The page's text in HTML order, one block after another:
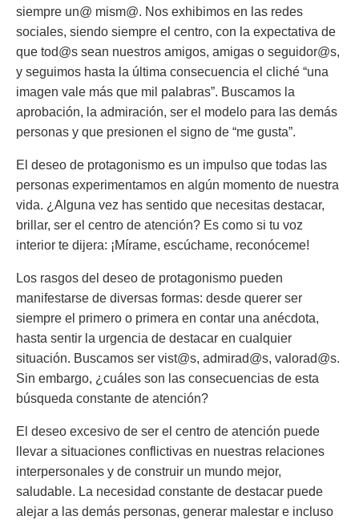
siempre un@ mism@. Nos exhibimos en las redes
sociales, siendo siempre el centro, con la expectativa de
que tod@s sean nuestros amigos, amigas o seguidor@s,
y seguimos hasta la última consecuencia el cliché “una
imagen vale más que mil palabras”. Buscamos la
aprobación, la admiración, ser el modelo para las demás
personas y que presionen el signo de “me gusta”.
El deseo de protagonismo es un impulso que todas las
personas experimentamos en algún momento de nuestra
vida. ¿Alguna vez has sentido que necesitas destacar,
brillar, ser el centro de atención? Es como si tu voz
interior te dijera: ¡Mírame, escúchame, reconóceme!
Los rasgos del deseo de protagonismo pueden
manifestarse de diversas formas: desde querer ser
siempre el primero o primera en contar una anécdota,
hasta sentir la urgencia de destacar en cualquier
situación. Buscamos ser vist@s, admirad@s, valorad@s.
Sin embargo, ¿cuáles son las consecuencias de esta
búsqueda constante de atención?
El deseo excesivo de ser el centro de atención puede
llevar a situaciones conflictivas en nuestras relaciones
interpersonales y de construir un mundo mejor,
saludable. La necesidad constante de destacar puede
alejar a las demás personas, generar malestar e incluso